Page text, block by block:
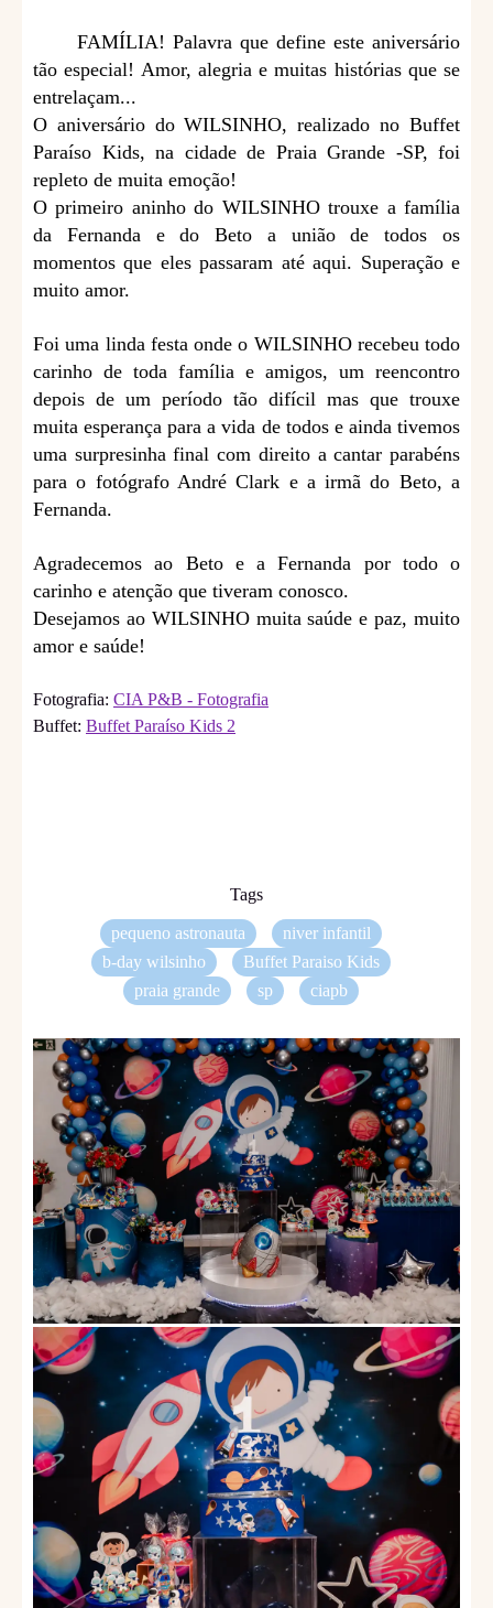
FAMÍLIA! Palavra que define este aniversário
tão especial! Amor, alegria e muitas histórias que se
entrelaçam...
O aniversário do WILSINHO, realizado no Buffet
Paraíso Kids, na cidade de Praia Grande -SP, foi
repleto de muita emoção!
O primeiro aninho do WILSINHO trouxe a família
da Fernanda e do Beto a união de todos os
momentos que eles passaram até aqui. Superação e
muito amor.
Foi uma linda festa onde o WILSINHO recebeu todo
carinho de toda família e amigos, um reencontro
depois de um período tão difícil mas que trouxe
muita esperança para a vida de todos e ainda tivemos
uma surpresinha final com direito a cantar parabéns
para o fotógrafo André Clark e a irmã do Beto, a
Fernanda.
Agradecemos ao Beto e a Fernanda por todo o
carinho e atenção que tiveram conosco.
Desejamos ao WILSINHO muita saúde e paz, muito
amor e saúde!
Fotografia: CIA P&B - Fotografia
Buffet: Buffet Paraíso Kids 2
Tags
pequeno astronauta
niver infantil
b-day wilsinho
Buffet Paraiso Kids
praia grande
sp ciapb